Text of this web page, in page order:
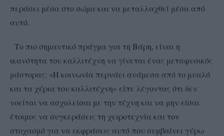
περάσει μέσα στο σώμα και να μεταλλαχθεί μέσα από
αυτό.
Το πιο σημαντικό πράγμα για τη Βάρη, είναι η
ικανότητα του καλλιτέχνη να γίνεται ένας μεταφυσικός
μάστορας: «Η κοινωνία περνάει ανάμεσα από το μυαλό
και τα χέρια του καλλιτέχνη» είπε λέγοντας ότι δεν
νοείται να ασχολείσαι με την τέχνη και να μην είσαι
έτοιμος να συγκεράσεις τη χειροτεχνία και τον
στοχασμό για να εκφράσεις αυτό που συμβαίνει γύρω